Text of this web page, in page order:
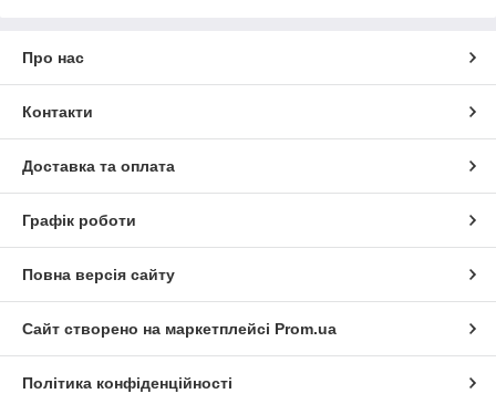
Про нас
Контакти
Доставка та оплата
Графік роботи
Повна версія сайту
Сайт створено на маркетплейсі Prom.ua
Політика конфіденційності